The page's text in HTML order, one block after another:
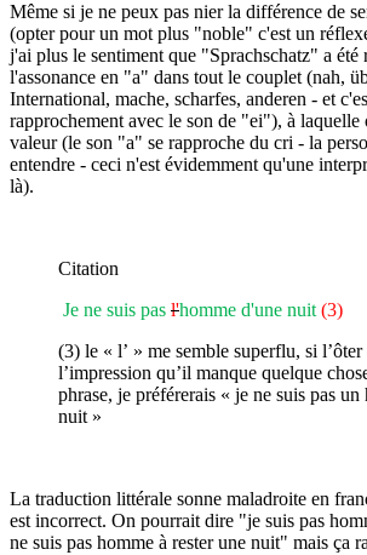
Même si je ne peux pas nier la différence de
(opter pour un mot plus "noble" c'est un
j'ai plus le sentiment que "Sprachschatz" a été
l'assonance en "a" dans tout le couplet (nah,
International, mache, scharfes, anderen - et
rapprochement avec le son de "ei"), à laquelle
valeur (le son "a" se rapproche du cri - la
entendre - ceci n'est évidemment qu'une
là).
Citation
Je ne suis pas l'homme d'une nuit (3)
(3) le « l’ » me semble superflu, si l’ôter
l’impression qu’il manque quelque
phrase, je préférerais « je ne suis pas un
nuit »
La traduction littérale sonne maladroite en
est incorrect. On pourrait dire "je suis pas
ne suis pas homme à rester une nuit" mais ça